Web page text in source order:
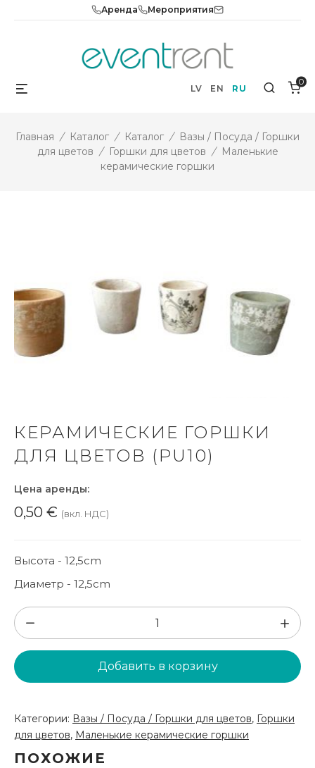
Аренда Мероприятия
LV EN RU Search
0
Главная / Каталог / Каталог / Вазы / Посуда / Горшки
для цветов / Горшки для цветов / Маленькие
керамические горшки
КЕРАМИЧЕСКИЕ ГОРШКИ
ДЛЯ ЦВЕТОВ (PU10)
Цена аренды:
0,50 € (вкл. НДС)
Высота - 12,5cm
Диаметр - 12,5cm
Количество
товара
Керамические
горшки
цветов
(PU10)
Добавить в корзину
Категории: Вазы / Посуда / Горшки для цветов, Горшки
для цветов, Маленькие керамические горшки
ПОХОЖИЕ